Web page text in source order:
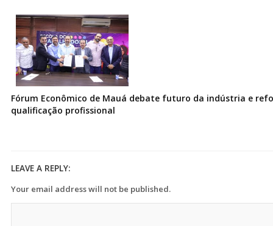
Fórum Econômico de Mauá debate futuro da indústria e
qualificação profissional
LEAVE A REPLY:
Your email address will not be published.